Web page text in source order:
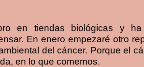
en tiendas biológicas y
En enero empezaré otro
del cáncer. Porque el
en lo que comemos.